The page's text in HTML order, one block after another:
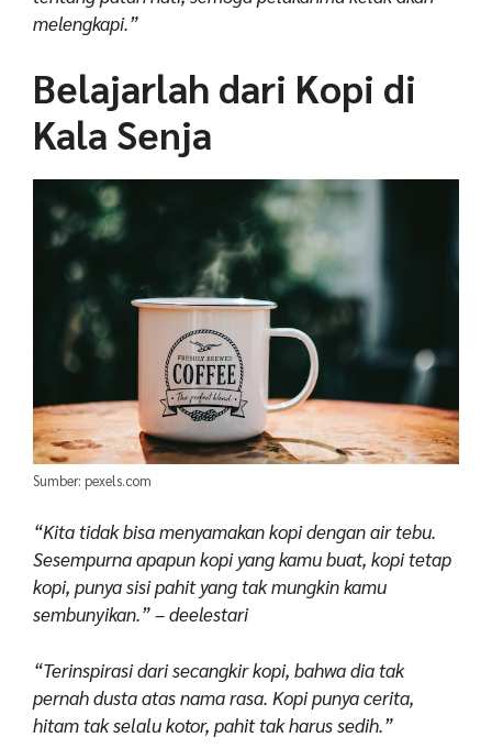
melengkapi.”
Belajarlah dari Kopi di
Kala Senja
Sumber: pexels.com
“Kita tidak bisa menyamakan kopi dengan air tebu.
Sesempurna apapun kopi yang kamu buat, kopi tetap
kopi, punya sisi pahit yang tak mungkin kamu
sembunyikan.” – deelestari
“Terinspirasi dari secangkir kopi, bahwa dia tak
pernah dusta atas nama rasa. Kopi punya cerita,
hitam tak selalu kotor, pahit tak harus sedih.”